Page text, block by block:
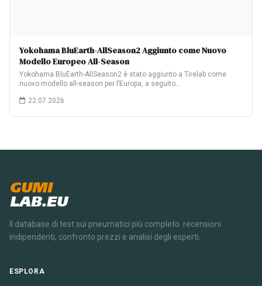
Yokohama BluEarth-AllSeason2 Aggiunto come Nuovo
Modello Europeo All-Season
Yokohama BluEarth-AllSeason2 è stato aggiunto a Tirelab come
nuovo modello all-season per l’Europa, a seguito…
22.07.2026
GUMI
LAB.EU
Il database di test sui pneumatici più completo. recensioni
indipendenti, confronto prezzi e analisi degli esperti.
ESPLORA